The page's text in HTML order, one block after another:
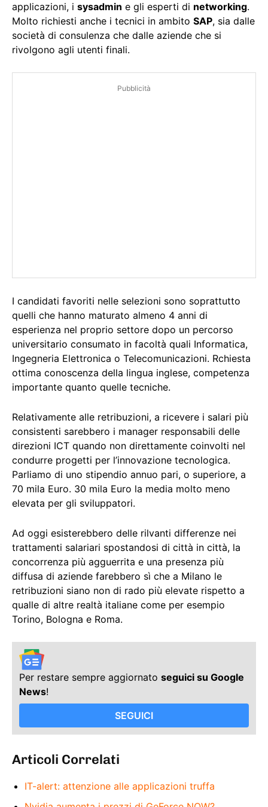
applicazioni, i sysadmin e gli esperti di networking.
Molto richiesti anche i tecnici in ambito SAP, sia dalle
società di consulenza che dalle aziende che si
rivolgono agli utenti finali.
Pubblicità
I candidati favoriti nelle selezioni sono soprattutto
quelli che hanno maturato almeno 4 anni di
esperienza nel proprio settore dopo un percorso
universitario consumato in facoltà quali Informatica,
Ingegneria Elettronica o Telecomunicazioni. Rchiesta
ottima conoscenza della lingua inglese, competenza
importante quanto quelle tecniche.
Relativamente alle retribuzioni, a ricevere i salari più
consistenti sarebbero i manager responsabili delle
direzioni ICT quando non direttamente coinvolti nel
condurre progetti per l’innovazione tecnologica.
Parliamo di uno stipendio annuo pari, o superiore, a
70 mila Euro. 30 mila Euro la media molto meno
elevata per gli sviluppatori.
Ad oggi esisterebbero delle rilvanti differenze nei
trattamenti salariari spostandosi di città in città, la
concorrenza più agguerrita e una presenza più
diffusa di aziende farebbero sì che a Milano le
retribuzioni siano non di rado più elevate rispetto a
qualle di altre realtà italiane come per esempio
Torino, Bologna e Roma.
Per restare sempre aggiornato seguici su Google
News!
SEGUICI
Articoli Correlati
IT-alert: attenzione alle applicazioni truffa